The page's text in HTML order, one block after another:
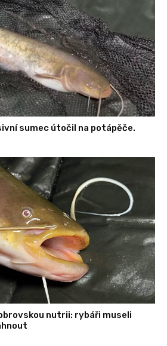
sumec útočil na potápěče.
nutrii: rybáři museli